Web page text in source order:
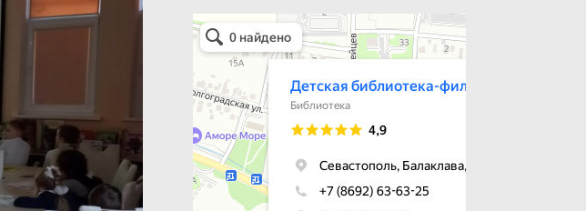
Детская библиотека-филиал № 9
Библиотека в Севастополе